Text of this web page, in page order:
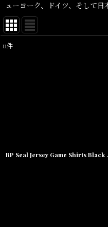
ューヨーク、ドイツ、そして日
11件
RP